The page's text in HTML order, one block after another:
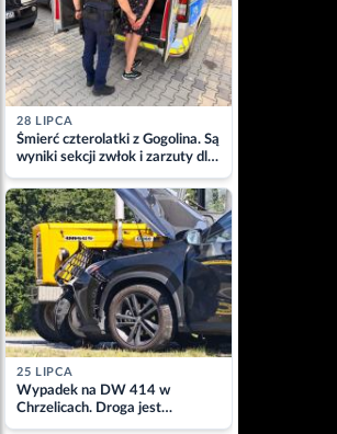
28 LIPCA
Śmierć czterolatki z Gogolina. Są
wyniki sekcji zwłok i zarzuty dla
matki
25 LIPCA
Wypadek na DW 414 w
Chrzelicach. Droga jest
zablokowana